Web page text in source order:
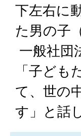
下左右に
た男の子
一般社団
「子ど
て、世の
す」と話